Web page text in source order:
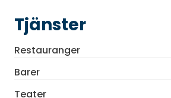
Tjänster
Restauranger
Barer
Teater